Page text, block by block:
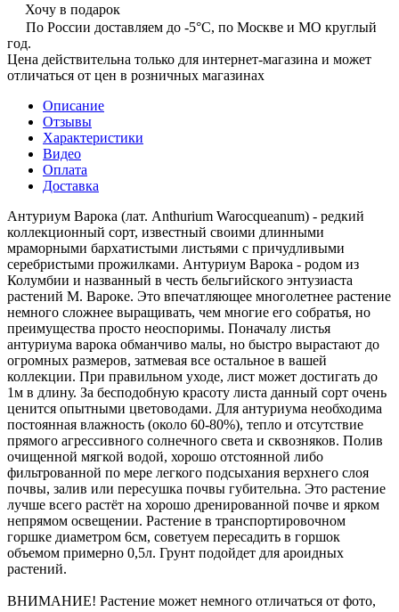
Хочу в подарок
По России доставляем до -5°C, по Москве и МО круглый
год.
Цена действительна только для интернет-магазина и может
отличаться от цен в розничных магазинах
Описание
Отзывы
Характеристики
Видео
Оплата
Доставка
Антуриум Варока (лат. Anthurium Warocqueanum) - редкий
коллекционный сорт, известный своими длинными
мраморными бархатистыми листьями с причудливыми
серебристыми прожилками. Антуриум Варока - родом из
Колумбии и названный в честь бельгийского энтузиаста
растений М. Вароке. Это впечатляющее многолетнее растение
немного сложнее выращивать, чем многие его собратья, но
преимущества просто неоспоримы. Поначалу листья
антуриума варока обманчиво малы, но быстро вырастают до
огромных размеров, затмевая все остальное в вашей
коллекции. При правильном уходе, лист может достигать до
1м в длину. За бесподобную красоту листа данный сорт очень
ценится опытными цветоводами. Для антуриума необходима
постоянная влажность (около 60-80%), тепло и отсутствие
прямого агрессивного солнечного света и сквозняков. Полив
очищенной мягкой водой, хорошо отстоянной либо
фильтрованной по мере легкого подсыхания верхнего слоя
почвы, залив или пересушка почвы губительна. Это растение
лучше всего растёт на хорошо дренированной почве и ярком
непрямом освещении. Растение в транспортировочном
горшке диаметром 6см, советуем пересадить в горшок
объемом примерно 0,5л. Грунт подойдет для ароидных
растений.
ВНИМАНИЕ! Растение может немного отличаться от фото,